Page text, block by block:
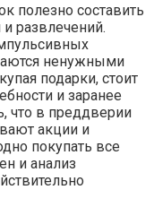
полезно составить
развлечений.
ненужными
подарки, стоит
и заранее
что в преддверии
акции и
покупать все
и анализ